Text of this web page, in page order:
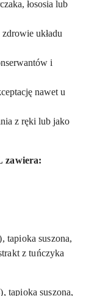
łososia lub
układu
i
nawet u
z ręki lub jako
zawiera:
tapioka suszona,
z tuńczyka
tapioka suszona,